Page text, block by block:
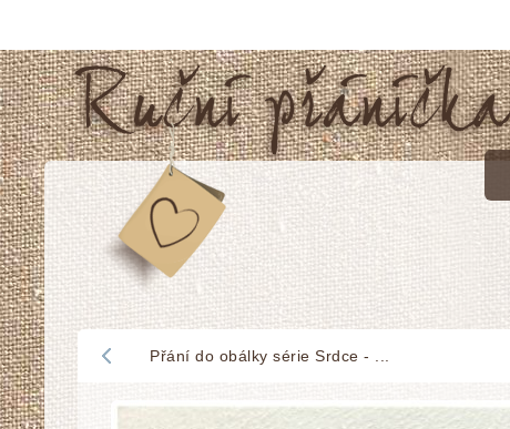
Přání do obálky série Srdce - ...